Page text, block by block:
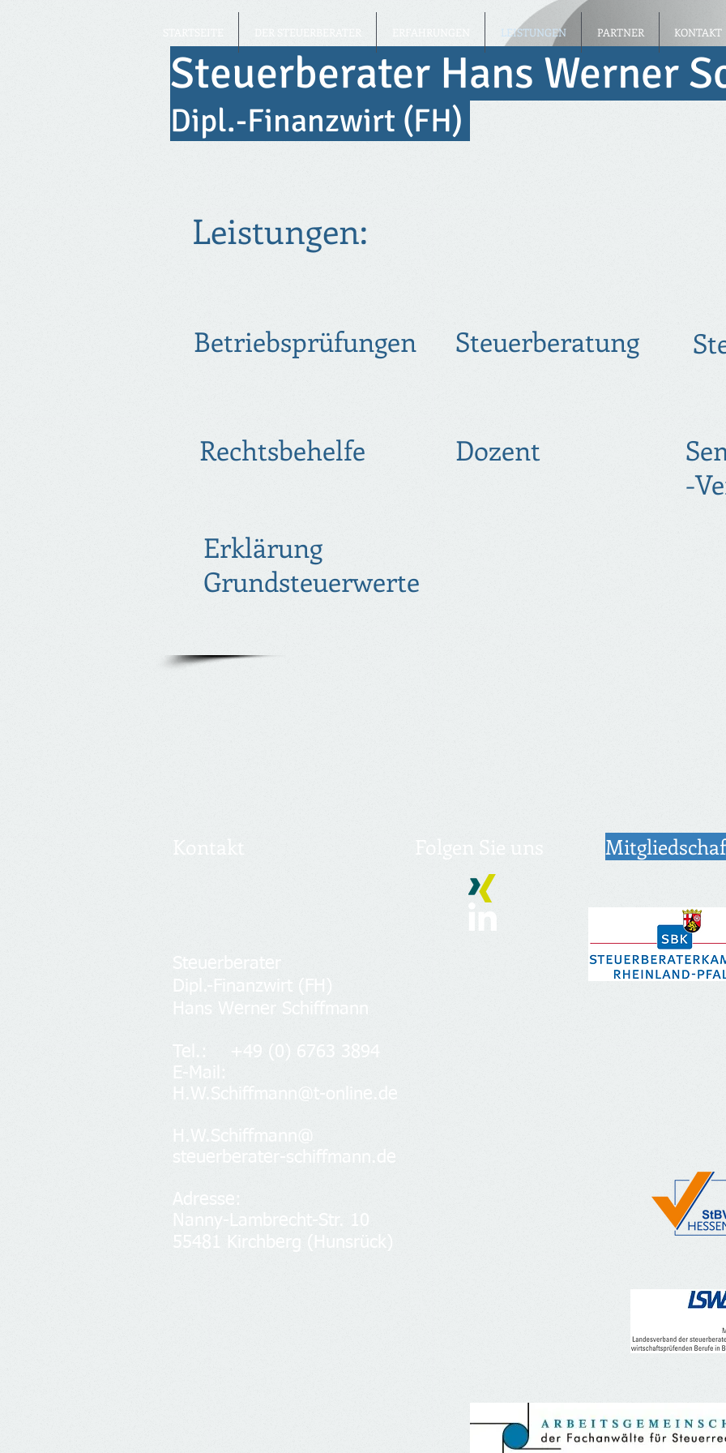
Steuerberater Hans Werner
Dipl.-Finanzwirt (FH)
STARTSEITE DER STEUERBERATER ERFAHRUNGEN LEISTUNGEN PARTNER KONTAKT
Leistungen:
Betriebsprüfungen Steuerberatung
Rechtsbehelfe
Erklärung
Grundsteuerwerte
Dozent
-
Kontakt Folgen Sie uns
Steuerberater
Dipl.-Finanzwirt (FH)
Hans Werner Schiffmann​
Tel.: +49 (0) 6763 3894
E-Mail:
H.W.Schiffmann@ t-online.de​
H.W.Schiffmann@
steuerberater-schiffmann.de
Adresse​​​​​​:
Nanny-Lambrecht-Str. 10
55481 Kirchberg (Hunsrück)